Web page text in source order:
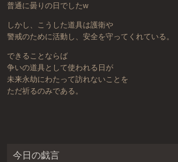
普通に曇りの日でしたw
しかし、こうした道具は護衛や
警戒のために活動し、安全を守ってくれている。
できることならば
争いの道具として使われる日が
未来永劫にわたって訪れないことを
ただ祈るのみである。
今日の戯言